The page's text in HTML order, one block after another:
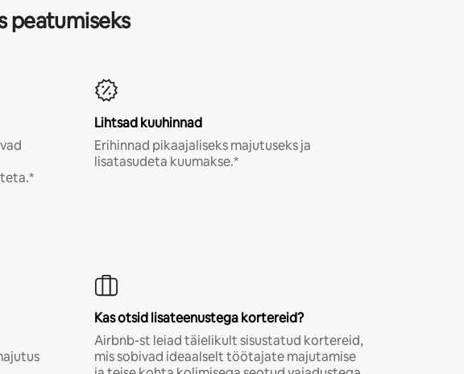
peatumiseks
Lihtsad kuuhinnad
Erihinnad pikaajaliseks majutuseks ja
lisatasudeta kuumakse.*
Kas otsid lisateenustega kortereid?
Airbnb-st leiad täielikult sisustatud kortereid,
mis sobivad ideaalselt töötajate majutamise